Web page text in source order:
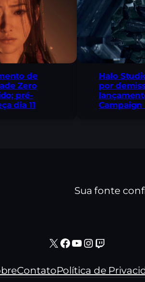
de
Zero
pré-
dia 11
Halo
por
Campaign
Sua fonte
X Facebook Youtube Instagram Twitch
ContatoPolítica de